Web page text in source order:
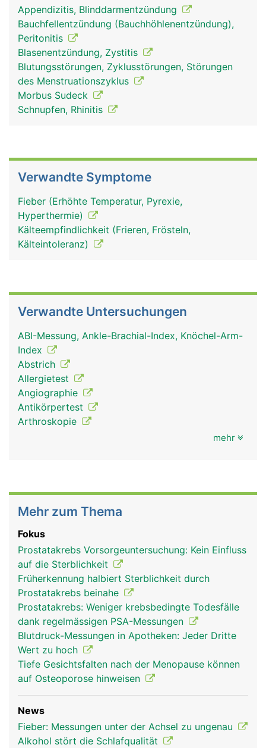
Appendizitis, Blinddarmentzündung
Bauchfellentzündung (Bauchhöhlenentzündung),
Peritonitis
Blasenentzündung, Zystitis
Blutungsstörungen, Zyklusstörungen, Störungen
des Menstruationszyklus
Morbus Sudeck
Schnupfen, Rhinitis
Verwandte Symptome
Fieber (Erhöhte Temperatur, Pyrexie,
Hyperthermie)
Kälteempfindlichkeit (Frieren, Frösteln,
Kälteintoleranz)
Verwandte Untersuchungen
ABI-Messung, Ankle-Brachial-Index, Knöchel-Arm-
Index
Abstrich
Allergietest
Angiographie
Antikörpertest
Arthroskopie
mehr
Mehr zum Thema
Fokus
Prostatakrebs Vorsorgeuntersuchung: Kein Einfluss
auf die Sterblichkeit
Früherkennung halbiert Sterblichkeit durch
Prostatakrebs beinahe
Prostatakrebs: Weniger krebsbedingte Todesfälle
dank regelmässigen PSA-Messungen
Blutdruck-Messungen in Apotheken: Jeder Dritte
Wert zu hoch
Tiefe Gesichtsfalten nach der Menopause können
auf Osteoporose hinweisen
News
Fieber: Messungen unter der Achsel zu ungenau
Alkohol stört die Schlafqualität